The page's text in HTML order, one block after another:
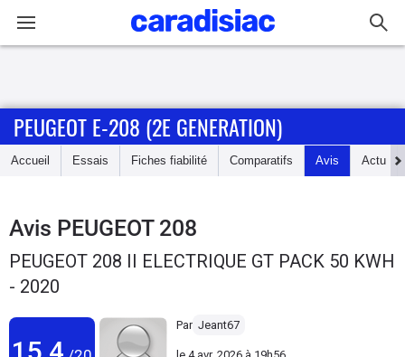
Accueil
Essais
Guide
d'achat
PEUGEOT E-208 (2E GENERATION)
Accueil Essais Fiches fiabilité Comparatifs Avis Actu
Avis PEUGEOT 208
PEUGEOT 208 II ELECTRIQUE GT PACK 50 KWH
- 2020
Par Jeant67